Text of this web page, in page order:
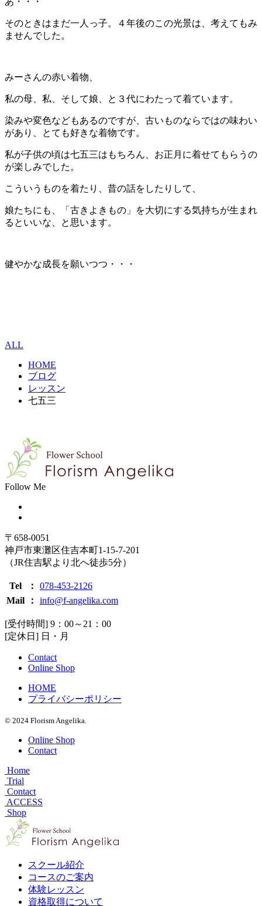
そのときはまだ一人っ子。４年後のこの光景は、考えてもみ
ませんでした。
みーさんの赤い着物、
私の母、私、そして娘、と３代にわたって着ています。
染みや変色などもあるのですが、古いものならではの味わい
があり、とても好きな着物です。
私が子供の頃は七五三はもちろん、お正月に着せてもらうの
が楽しみでした。
こういうものを着たり、昔の話をしたりして、
娘たちにも、「古きよきもの」を大切にする気持ちが生まれ
るといいな、と思います。
健やかな成長を願いつつ・・・
ALL
HOME
ブログ
レッスン
七五三
Follow Me
〒658-0051
神戸市東灘区住吉本町1-15-7-201
（JR住吉駅より北へ徒歩5分）
Tel ：
078-453-2126
Mail
： info@f-angelika.com
[受付時間] 9：00～21：00
[定休日] 日・月
Contact
Online Shop
HOME
プライバシーポリシー
© 2024 Florism Angelika.
Online Shop
Contact
Home
Trial
Contact
ACCESS
Shop
スクール紹介
コースのご案内
体験レッスン
資格取得について